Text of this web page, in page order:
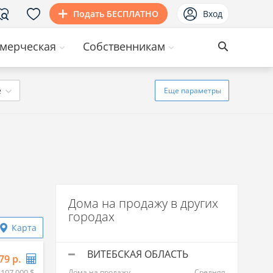
Подать БЕСПЛАТНО Вход
Собственникам
Еще параметры
Карта
р.
Дома на продажу в других
городах
ВИТЕБСКАЯ ОБЛАСТЬ